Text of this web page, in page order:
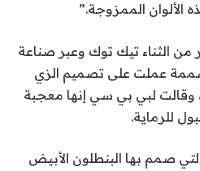
الممزوجة.”
من الثناء تيك توك وعبر صناعة
عملت على تصميم الزي
لفريق لندن 2012، وقالت لبي بي سي إنها معجبة
للرماية.
صمم بها البنطلون الأبيض